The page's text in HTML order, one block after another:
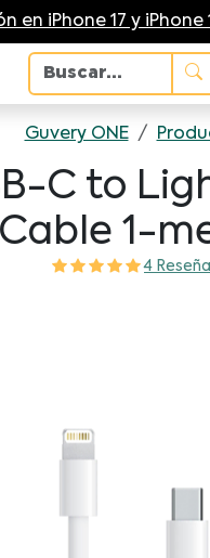
en iPhone 17 y iPhone
Guvery ONE/
C to
Cable 1-
4